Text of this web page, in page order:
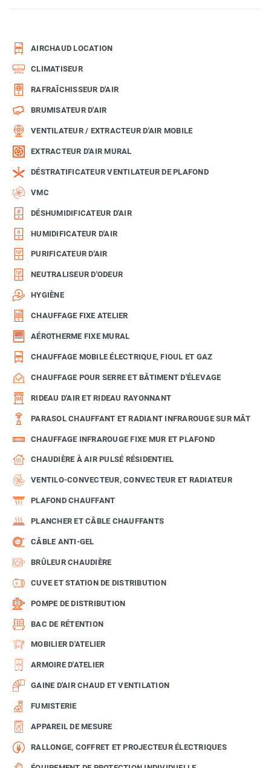
AIRCHAUD LOCATION
CLIMATISEUR
RAFRAÎCHISSEUR D'AIR
BRUMISATEUR D'AIR
VENTILATEUR / EXTRACTEUR D'AIR MOBILE
EXTRACTEUR D'AIR MURAL
DÉSTRATIFICATEUR VENTILATEUR DE PLAFOND
VMC
DÉSHUMIDIFICATEUR D'AIR
HUMIDIFICATEUR D'AIR
PURIFICATEUR D'AIR
NEUTRALISEUR D'ODEUR
HYGIÈNE
CHAUFFAGE FIXE ATELIER
AÉROTHERME FIXE MURAL
CHAUFFAGE MOBILE ÉLECTRIQUE, FIOUL ET GAZ
CHAUFFAGE POUR SERRE ET BÂTIMENT D'ÉLEVAGE
RIDEAU D'AIR ET RIDEAU RAYONNANT
PARASOL CHAUFFANT ET RADIANT INFRAROUGE SUR MÂT
CHAUFFAGE INFRAROUGE FIXE MUR ET PLAFOND
CHAUDIÈRE À AIR PULSÉ RÉSIDENTIEL
VENTILO-CONVECTEUR, CONVECTEUR ET RADIATEUR
PLAFOND CHAUFFANT
PLANCHER ET CÂBLE CHAUFFANTS
CÂBLE ANTI-GEL
BRÛLEUR CHAUDIÈRE
CUVE ET STATION DE DISTRIBUTION
POMPE DE DISTRIBUTION
BAC DE RÉTENTION
MOBILIER D'ATELIER
ARMOIRE D'ATELIER
GAINE D'AIR CHAUD ET VENTILATION
FUMISTERIE
APPAREIL DE MESURE
RALLONGE, COFFRET ET PROJECTEUR ÉLECTRIQUES